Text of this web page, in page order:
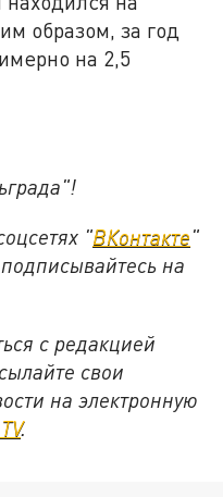
образом, за год
на 2,5
"ВКонтакте"
на
с редакцией
свои
на электронную
.